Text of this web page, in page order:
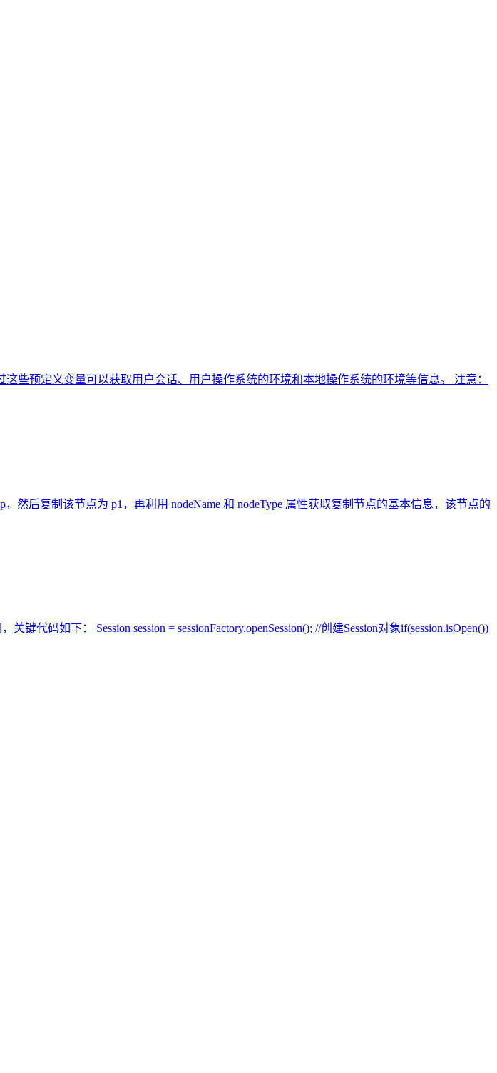
些预定义变量可以获取用户会话、用户操作系统的环境和本地操作系统的环境等信息。 注意：
然后复制该节点为 p1，再利用 nodeName 和 nodeType 属性获取复制节点的基本信息，该节点的
代码如下： Session session = sessionFactory.openSession(); //创建Session对象if(session.isOpen())